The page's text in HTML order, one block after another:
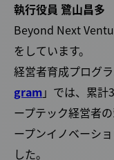
執行役員 鷺山昌多
Beyond Next
をしています。
経営者育成プログ
gram」では、累計
ープテック経営者
ープンイノベーシ
した。